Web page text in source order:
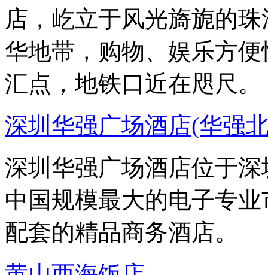
店，屹立于风光旖旎的
华地带，购物、娱乐方
汇点，地铁口近在咫尺。
深圳华强广场酒店(华强
深圳华强广场酒店位于
中国规模最大的电子专
配套的精品商务酒店。